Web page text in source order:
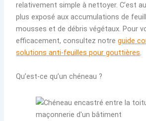
relativement simple à nettoyer. C’est
plus exposé aux accumulations de
mousses et de débris végétaux. Pour
efficacement, consultez notreguide
solutions anti-feuilles pour gouttières.
Qu’est-ce qu’un chéneau ?